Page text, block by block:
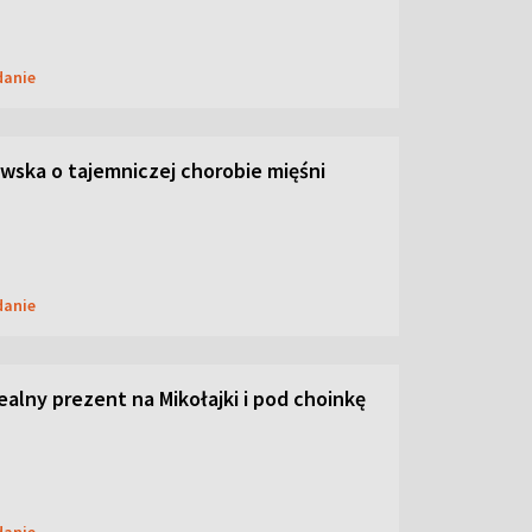
o tajemniczej chorobie mięśni
prezent na Mikołajki i pod choinkę